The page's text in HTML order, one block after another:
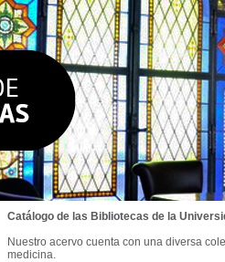
Catálogo de las Bibliotecas de la
Nuestro acervo cuenta con una diversa
medicina.